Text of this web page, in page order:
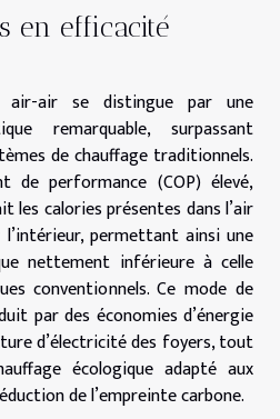
en efficacité
air-air se distingue par une
remarquable, surpassant
de chauffage traditionnels.
de performance (COP) élevé,
calories présentes dans l’air
permettant ainsi une
nettement inférieure à celle
conventionnels. Ce mode de
par des économies d’énergie
d’électricité des foyers, tout
écologique adapté aux
de l’empreinte carbone.